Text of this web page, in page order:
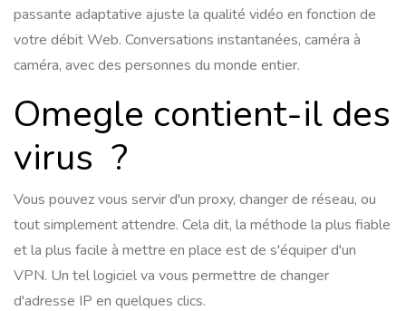
passante adaptative ajuste la qualité vidéo en fonction de
votre débit Web. Conversations instantanées, caméra à
caméra, avec des personnes du monde entier.
Omegle contient-il des
virus ?
Vous pouvez vous servir d'un proxy, changer de réseau, ou
tout simplement attendre. Cela dit, la méthode la plus fiable
et la plus facile à mettre en place est de s'équiper d'un
VPN. Un tel logiciel va vous permettre de changer
d'adresse IP en quelques clics.